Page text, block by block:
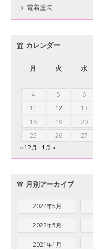
電着塗装
カレンダー
月
火 水
4
5 6
11
12 13
18
19 20
25
26 27
« 12月
1月 »
月別アーカイブ
2024年5月
2022年5月
2021年1月